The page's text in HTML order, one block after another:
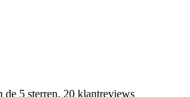
de 5 sterren, 20 klantreviews